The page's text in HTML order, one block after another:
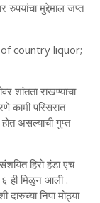
मुद्देमाल जप्त
country liquor;
शांतता राखण्याचा
कामी परिसरात
असल्याची गुप्त
हिरो हंडा एच
ही मिळुन आली .
निपा मोठ्या